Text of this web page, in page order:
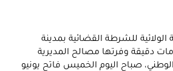
للشرطة القضائية بمدينة
دقيقة وفرتها مصالح المديرية
صباح اليوم الخميس فاتح يونيو